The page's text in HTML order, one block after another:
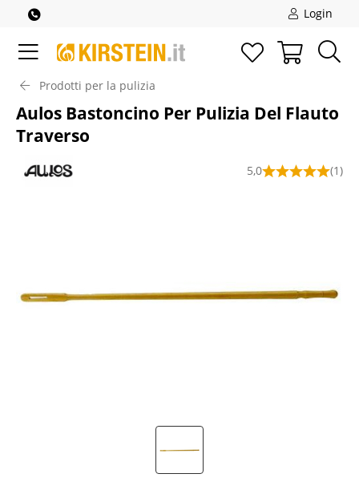
Login
Prodotti per la pulizia
Aulos Bastoncino Per Pulizia Del Flauto
Traverso
5,0 (1)